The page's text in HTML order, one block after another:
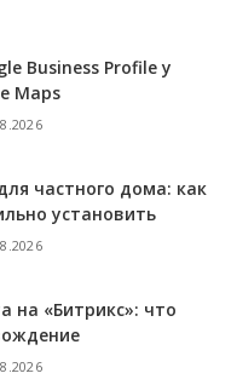
Business Profile у
Maps
частного дома: как
установить
на «Битрикс»: что